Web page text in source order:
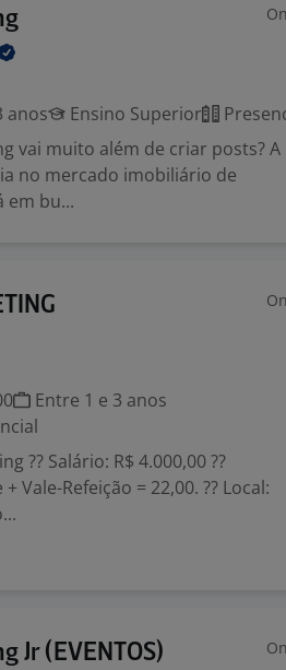
anos Ensino Superior
vai muito além de criar posts? A
no mercado imobiliário de
em bu...
Entre 1 e 3 anos
?? Salário: R$ 4.000,00 ??
Vale-Refeição = 22,00. ?? Local:
Jr (EVENTOS)